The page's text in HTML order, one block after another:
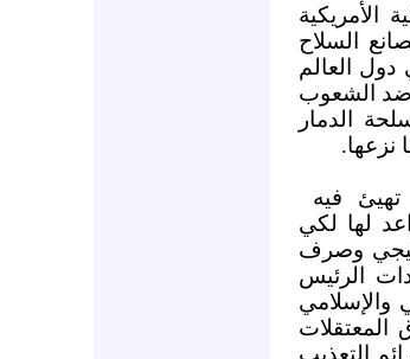
الأمريكية
السلاح
العالم
ضد الشعوب
الدمار
فيه
لها لكي
وصرف
الرئيس
والإسلامي
المعتقلات
التعذيب